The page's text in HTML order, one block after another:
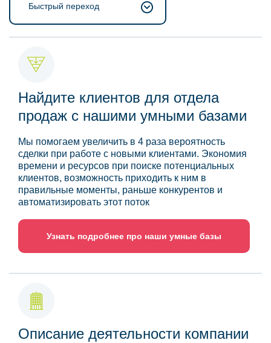
Быстрый переход
Найдите клиентов для отдела
продаж с нашими умными базами
Мы помогаем увеличить в 4 раза вероятность
сделки при работе с новыми клиентами. Экономия
времени и ресурсов при поиске потенциальных
клиентов, возможность приходить к ним в
правильные моменты, раньше конкурентов и
автоматизировать этот поток
Узнать подробнее про наши умные базы
Описание деятельности компании